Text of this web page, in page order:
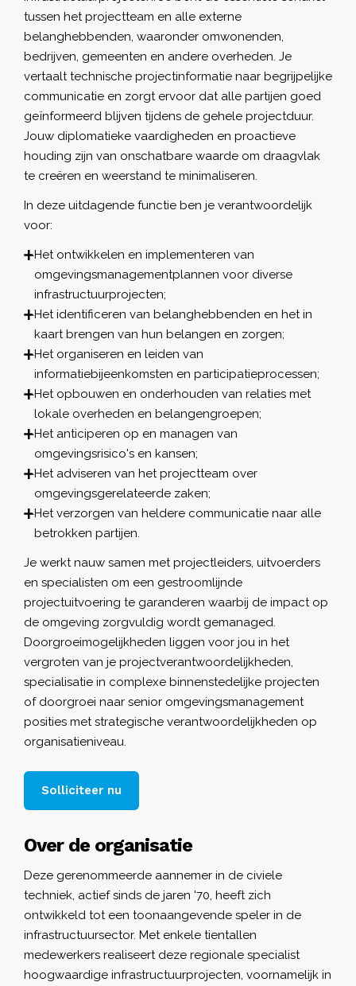
tussen het projectteam en alle externe
belanghebbenden, waaronder omwonenden,
bedrijven, gemeenten en andere overheden. Je
vertaalt technische projectinformatie naar begrijpelijke
communicatie en zorgt ervoor dat alle partijen goed
geïnformeerd blijven tijdens de gehele projectduur.
Jouw diplomatieke vaardigheden en proactieve
houding zijn van onschatbare waarde om draagvlak
te creëren en weerstand te minimaliseren.
In deze uitdagende functie ben je verantwoordelijk
voor:
Het ontwikkelen en implementeren van
omgevingsmanagementplannen voor diverse
infrastructuurprojecten;
Het identificeren van belanghebbenden en het in
kaart brengen van hun belangen en zorgen;
Het organiseren en leiden van
informatiebijeenkomsten en participatieprocessen;
Het opbouwen en onderhouden van relaties met
lokale overheden en belangengroepen;
Het anticiperen op en managen van
omgevingsrisico's en kansen;
Het adviseren van het projectteam over
omgevingsgerelateerde zaken;
Het verzorgen van heldere communicatie naar alle
betrokken partijen.
Je werkt nauw samen met projectleiders, uitvoerders
en specialisten om een gestroomlijnde
projectuitvoering te garanderen waarbij de impact op
de omgeving zorgvuldig wordt gemanaged.
Doorgroeimogelijkheden liggen voor jou in het
vergroten van je projectverantwoordelijkheden,
specialisatie in complexe binnenstedelijke projecten
of doorgroei naar senior omgevingsmanagement
posities met strategische verantwoordelijkheden op
organisatieniveau.
Solliciteer nu
Over de organisatie
Deze gerenommeerde aannemer in de civiele
techniek, actief sinds de jaren '70, heeft zich
ontwikkeld tot een toonaangevende speler in de
infrastructuursector. Met enkele tientallen
medewerkers realiseert deze regionale specialist
hoogwaardige infrastructuurprojecten, voornamelijk in